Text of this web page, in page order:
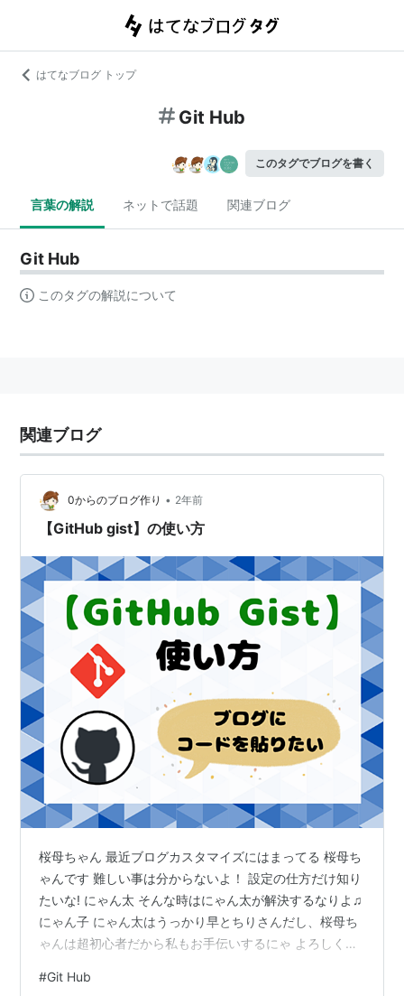
はてなブログ トップ
Git Hub
このタグでブログを書く
言葉の解説 ネットで話題 関連ブログ
Git Hub
このタグの解説について
関連ブログ
0からのブログ作り • 2年前
【GitHub gist】の使い方
桜母ちゃん 最近ブログカスタマイズにはまってる 桜母ち
ゃんです 難しい事は分からないよ！ 設定の仕方だけ知り
たいな! にゃん太 そんな時はにゃん太が解決するなりよ♫
にゃん子 にゃん太はうっかり早とちりさんだし、桜母ち
ゃんは超初心者だから私もお手伝いするにゃ よろしくに
い方 【GitHub gist】の使い方 自分が作った断片コード
#Git Hub